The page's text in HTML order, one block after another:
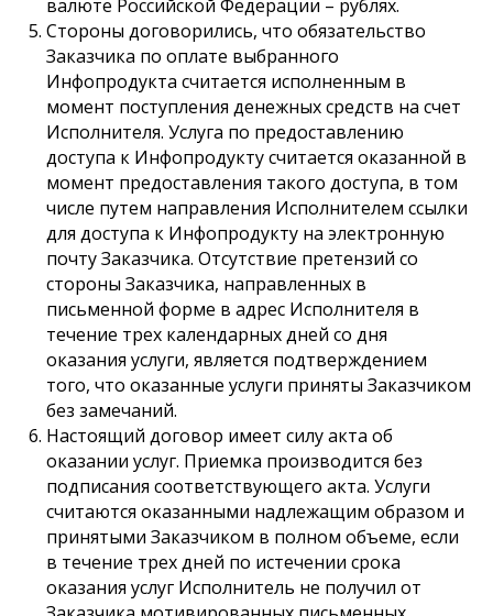
валюте Российской Федерации – рублях.
Стороны договорились, что обязательство
Заказчика по оплате выбранного
Инфопродукта считается исполненным в
момент поступления денежных средств на счет
Исполнителя. ​​Услуга по предоставлению
доступа к Инфопродукту считается оказанной в
момент предоставления такого доступа, в том
числе путем направления Исполнителем ссылки
для доступа к Инфопродукту на электронную
почту Заказчика. Отсутствие претензий со
стороны Заказчика, направленных в
письменной форме в адрес Исполнителя в
течение трех календарных дней со дня
оказания услуги, является подтверждением
того, что оказанные услуги приняты Заказчиком
без замечаний.
Настоящий договор имеет силу акта об
оказании услуг. Приемка производится без
подписания соответствующего акта. Услуги
считаются оказанными надлежащим образом и
принятыми Заказчиком в полном объеме, если
в течение трех дней по истечении срока
оказания услуг Исполнитель не получил от